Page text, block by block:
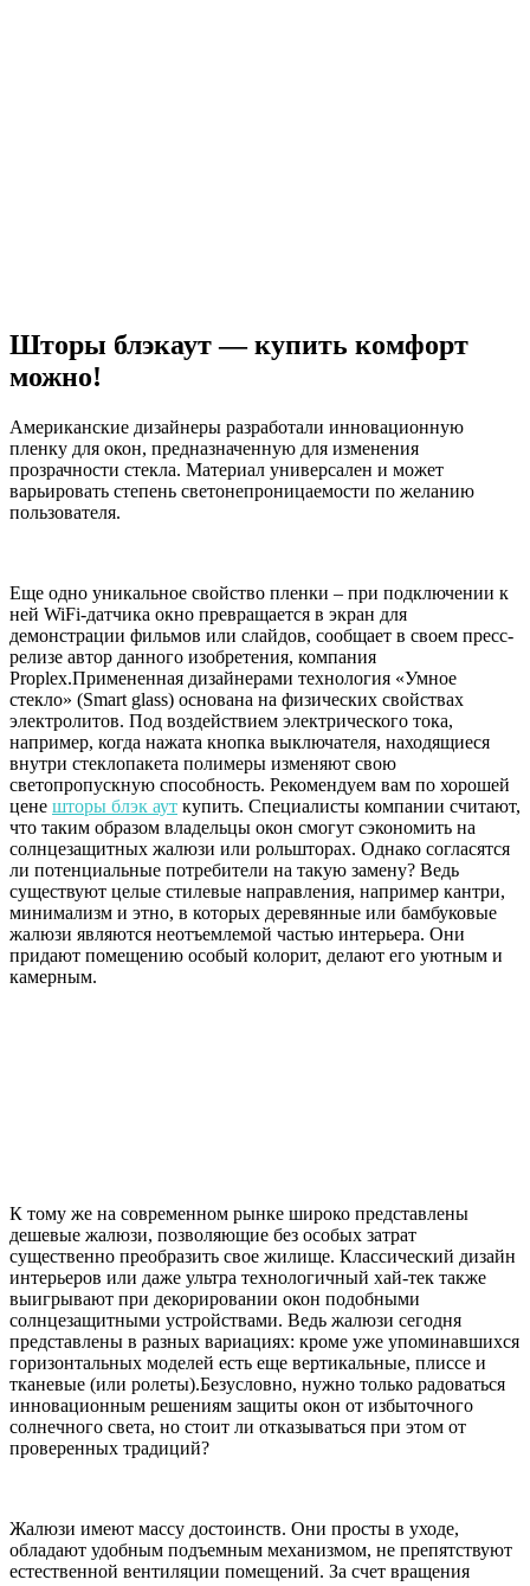
Шторы блэкаут — купить комфорт
можно!
Американские дизайнеры разработали инновационную
пленку для окон, предназначенную для изменения
прозрачности стекла. Материал универсален и может
варьировать степень светонепроницаемости по желанию
пользователя.
Еще одно уникальное свойство пленки – при подключении к
ней WiFi-датчика окно превращается в экран для
демонстрации фильмов или слайдов, сообщает в своем пресс-
релизе автор данного изобретения, компания
Propleх.Примененная дизайнерами технология «Умное
стекло» (Smart glass) основана на физических свойствах
электролитов. Под воздействием электрического тока,
например, когда нажата кнопка выключателя, находящиеся
внутри стеклопакета полимеры изменяют свою
светопропускную способность. Рекомендуем вам по хорошей
цене шторы блэк аут купить. Специалисты компании считают,
что таким образом владельцы окон смогут сэкономить на
солнцезащитных жалюзи или рольшторах. Однако согласятся
ли потенциальные потребители на такую замену? Ведь
существуют целые стилевые направления, например кантри,
минимализм и этно, в которых деревянные или бамбуковые
жалюзи являются неотъемлемой частью интерьера. Они
придают помещению особый колорит, делают его уютным и
камерным.
К тому же на современном рынке широко представлены
дешевые жалюзи, позволяющие без особых затрат
существенно преобразить свое жилище. Классический дизайн
интерьеров или даже ультра технологичный хай-тек также
выигрывают при декорировании окон подобными
солнцезащитными устройствами. Ведь жалюзи сегодня
представлены в разных вариациях: кроме уже упоминавшихся
горизонтальных моделей есть еще вертикальные, плиссе и
тканевые (или ролеты).Безусловно, нужно только радоваться
инновационным решениям защиты окон от избыточного
солнечного света, но стоит ли отказываться при этом от
проверенных традиций?
Жалюзи имеют массу достоинств. Они просты в уходе,
обладают удобным подъемным механизмом, не препятствуют
естественной вентиляции помещений. За счет вращения